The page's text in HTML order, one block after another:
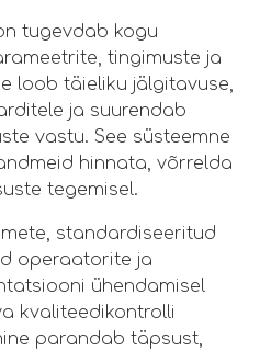
tugevdab kogu
tingimuste ja
loob täieliku jälgitavuse,
ja suurendab
vastu. See süsteemne
hinnata, võrrelda
tegemisel.
standardiseeritud
operaatorite ja
ühendamisel
kvaliteedikontrolli
parandab täpsust,